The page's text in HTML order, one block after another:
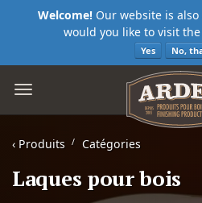
Welcome! Our website is
would you like to visit
Yes No,
‹ Produits Catégories
Laques pour bois